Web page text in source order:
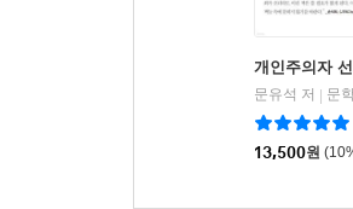
개인주의자
문유석 저
문
13,500원